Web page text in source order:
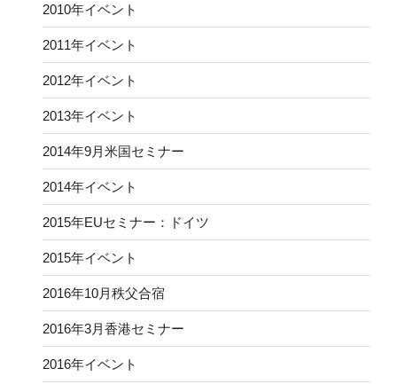
2010年イベント
2011年イベント
2012年イベント
2013年イベント
2014年9月米国セミナー
2014年イベント
2015年EUセミナー：ドイツ
2015年イベント
2016年10月秩父合宿
2016年3月香港セミナー
2016年イベント